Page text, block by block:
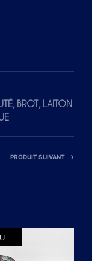
, BROT, LAITON
PRODUIT SUIVANT